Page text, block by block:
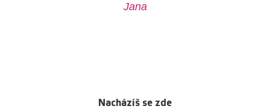
Jana
Nacházíš se zde